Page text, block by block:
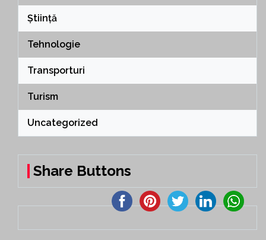
Știință
Tehnologie
Transporturi
Turism
Uncategorized
Share Buttons